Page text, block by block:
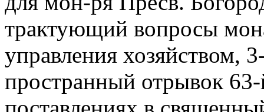
трактующий вопросы
управления хозяйством,
пространный отрывок